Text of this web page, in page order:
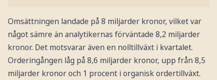
Omsättningen landade på 8 miljarder kronor, vilket var
något sämre än analytikernas förväntade 8,2 miljarder
kronor. Det motsvarar även en nolltillväxt i kvartalet.
Orderingången låg på 8,6 miljarder kronor, upp från 8,5
miljarder kronor och 1 procent i organisk ordertillväxt.